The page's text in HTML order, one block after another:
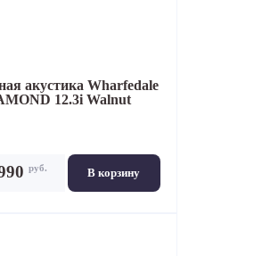
акустика Wharfedale
12.3i Walnut
В корзину
руб.